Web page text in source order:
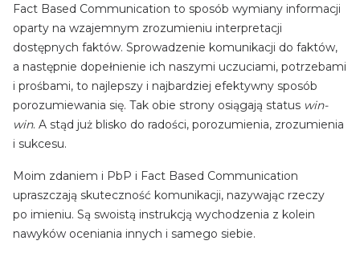
Fact Based Communication to sposób wymiany informacji
oparty na wzajemnym zrozumieniu interpretacji
dostępnych faktów. Sprowadzenie komunikacji do faktów,
a następnie dopełnienie ich naszymi uczuciami, potrzebami
i prośbami, to najlepszy i najbardziej efektywny sposób
porozumiewania się. Tak obie strony osiągają status win-
win. A stąd już blisko do radości, porozumienia, zrozumienia
i sukcesu.
Moim zdaniem i PbP i Fact Based Communication
upraszczają skuteczność komunikacji, nazywając rzeczy
po imieniu. Są swoistą instrukcją wychodzenia z kolein
nawyków oceniania innych i samego siebie.